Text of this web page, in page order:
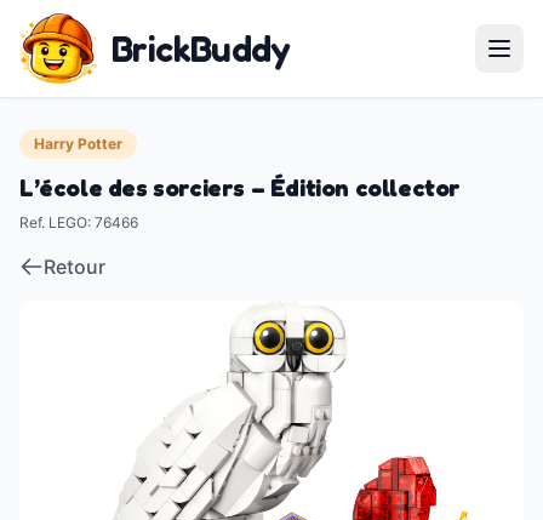
BrickBuddy
Harry Potter
L’école des sorciers – Édition collector
Ref. LEGO: 76466
Retour